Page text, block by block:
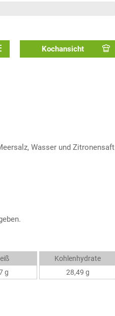
Kochansicht
Wasser und Zitronensaft
g
Kohlenhydrate
28,49 g